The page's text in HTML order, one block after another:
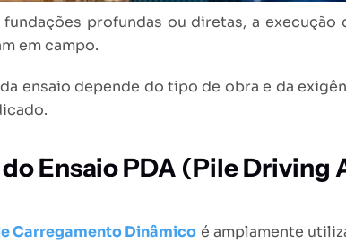
profundas ou diretas, a
em campo.
ensaio depende do tipo de obra e da
Ensaio PDA (Pile Driving
Carregamento Dinâmico é amplamente